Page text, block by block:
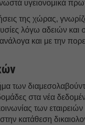
υγειονομικά
της χώρας,
λόγω αδειών και
και με την
των
στα νέα
των εταιρειών
κατάθεση